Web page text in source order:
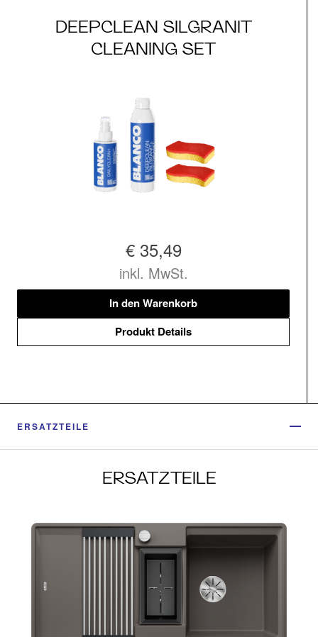
DEEPCLEAN SILGRANIT
CLEANING SET
€ 35,49
inkl. MwSt.
In den Warenkorb
Produkt Details
ERSATZTEILE
ERSATZTEILE